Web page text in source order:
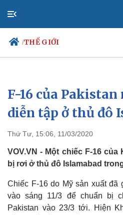
/THẾ GIỚI
Chính trị
Đảng
Tổ chức nhân sự
Nhận diện sự thật
F-16 của
diễn tập ở thủ đô
Thứ Tư, 15:06, 11/03/2020
VOV.VN - Một chiếc F-16
bị rơi ở thủ đô Islamabad
Chiếc F-16 do Mỹ sản xuất đã
vào sáng 11/3 để chuẩn bị
Pakistan vào 23/3 tới. Hiện